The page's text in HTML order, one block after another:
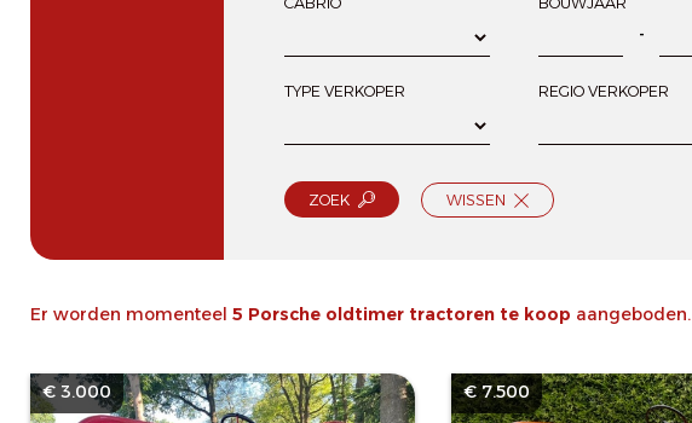
-
TYPE VERKOPER REGIO VERKOPER
ZOEK WISSEN
Er worden momenteel 5 Porsche oldtimer tractoren te koop aangeboden.
€ 3.000 € 7.500